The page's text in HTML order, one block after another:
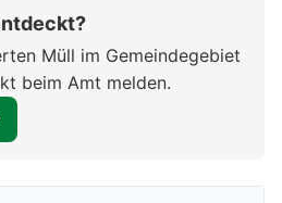
Müll im Gemeindegebiet
beim Amt melden.